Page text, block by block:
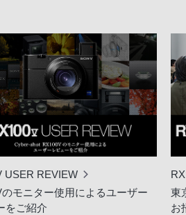
USER REVIEW
のモニター使用によるユーザー
をご紹介
東
お